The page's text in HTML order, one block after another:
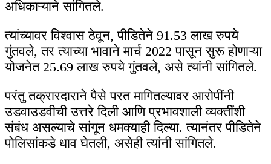
अधिकाऱ्याने सांगितले.
त्यांच्यावर विश्वास ठेवून, पीडितेने 91.53 लाख रुपये
गुंतवले, तर त्याच्या भावाने मार्च 2022 पासून सुरू होणाऱ्या
योजनेत 25.69 लाख रुपये गुंतवले, असे त्यांनी सांगितले.
परंतु तक्रारदाराने पैसे परत मागितल्यावर आरोपींनी
उडवाउडवीची उत्तरे दिली आणि प्रभावशाली व्यक्तींशी
संबंध असल्याचे सांगून धमक्याही दिल्या. त्यानंतर पीडितेने
पोलिसांकडे धाव घेतली, असेही त्यांनी सांगितले.